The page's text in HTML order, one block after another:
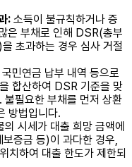
: 소득이 불규칙하거나 증
은 부채로 인해 DSR(총부
초과하는 경우 심사 거절
민연금 납부 내역 등으로
합산하여 DSR 기준을 맞
필요한 부채를 먼저 상환
방법입니다.
의 시세가 대출 희망 금액에
증금 등)이 과다한 경우,
치하여 대출 한도가 제한되